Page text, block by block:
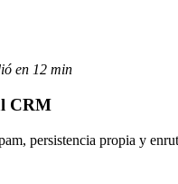
en 12 min
CRM
persistencia propia y